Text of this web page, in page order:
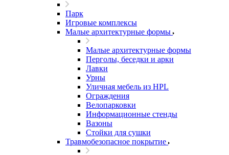
Парк
Игровые комплексы
Малые архитектурные формы
Малые архитектурные формы
Перголы, беседки и арки
Лавки
Урны
Уличная мебель из HPL
Ограждения
Велопарковки
Информационные стенды
Вазоны
Стойки для сушки
Травмобезопасное покрытие